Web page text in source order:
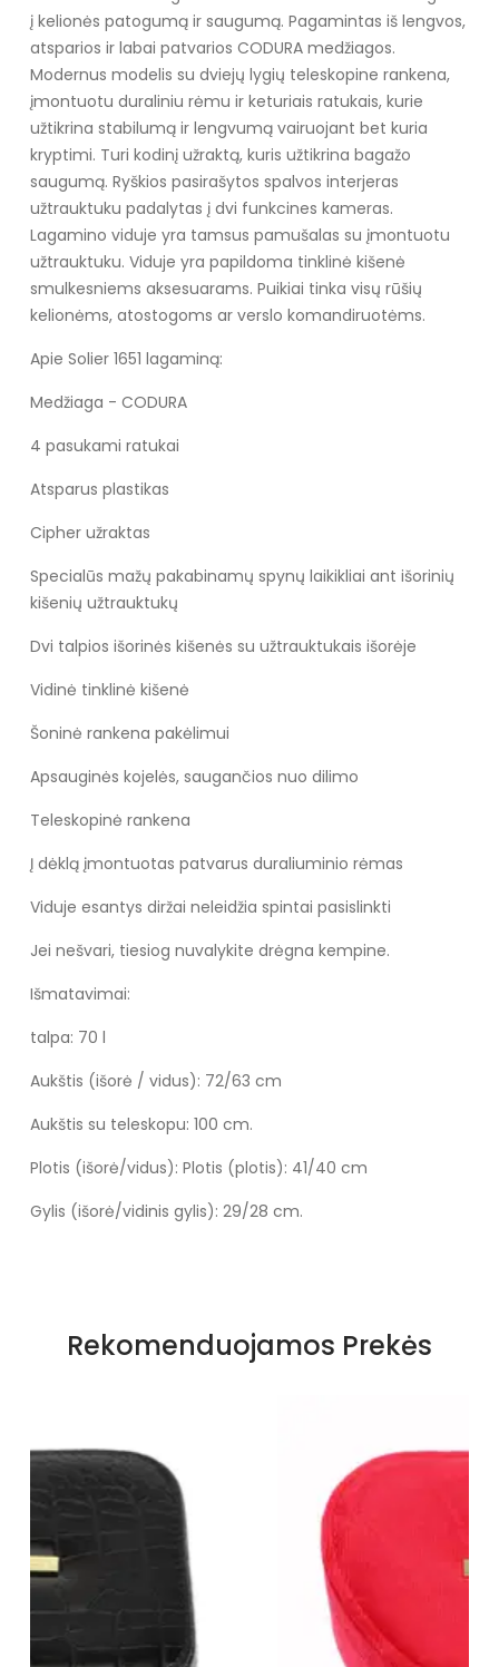
į kelionės patogumą ir saugumą. Pagamintas iš lengvos,
atsparios ir labai patvarios CODURA medžiagos.
Modernus modelis su dviejų lygių teleskopine rankena,
įmontuotu duraliniu rėmu ir keturiais ratukais, kurie
užtikrina stabilumą ir lengvumą vairuojant bet kuria
kryptimi. Turi kodinį užraktą, kuris užtikrina bagažo
saugumą. Ryškios pasirašytos spalvos interjeras
užtrauktuku padalytas į dvi funkcines kameras.
Lagamino viduje yra tamsus pamušalas su įmontuotu
užtrauktuku. Viduje yra papildoma tinklinė kišenė
smulkesniems aksesuarams. Puikiai tinka visų rūšių
kelionėms, atostogoms ar verslo komandiruotėms.
Apie Solier 1651 lagaminą:
Medžiaga - CODURA
4 pasukami ratukai
Atsparus plastikas
Cipher užraktas
Specialūs mažų pakabinamų spynų laikikliai ant išorinių
kišenių užtrauktukų
Dvi talpios išorinės kišenės su užtrauktukais išorėje
Vidinė tinklinė kišenė
Šoninė rankena pakėlimui
Apsauginės kojelės, saugančios nuo dilimo
Teleskopinė rankena
Į dėklą įmontuotas patvarus duraliuminio rėmas
Viduje esantys diržai neleidžia spintai pasislinkti
Jei nešvari, tiesiog nuvalykite drėgna kempine.
Išmatavimai:
talpa: 70 l
Aukštis (išorė / vidus): 72/63 cm
Aukštis su teleskopu: 100 cm.
Plotis (išorė/vidus): Plotis (plotis): 41/40 cm
Gylis (išorė/vidinis gylis): 29/28 cm.
Codura audinys
Dydis
Tipas
Svoris
Rekomenduojamos Prekės